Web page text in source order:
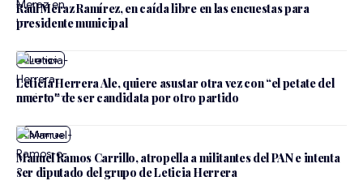
Raúl Meraz Ramírez, en caída libre en las encuestas para
presidente municipal
Durango
Leticia Herrera Ale, quiere asustar otra vez con “el petate del
muerto” de ser candidata por otro partido
Manuel Ramos Carrillo, atropella a militantes del PAN e intenta
ser diputado del grupo de Leticia Herrera